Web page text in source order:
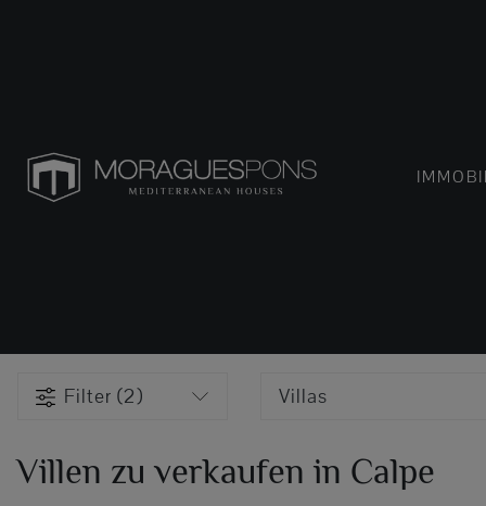
Filter (2) Villas
Villen zu verkaufen in Calpe